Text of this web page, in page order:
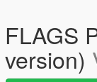
FLAGS
version)